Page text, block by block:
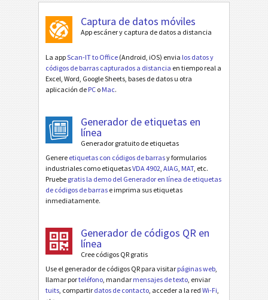
Captura de datos móviles
App escáner y captura de datos a distancia
La appScan-IT to Office (Android, iOS) envia los datos y
códigos de barras capturados a distancia en tiempo real a
Excel, Word, Google Sheets, bases de datos u otra
aplicación de PC o Mac.
Generador de etiquetas en
línea
Generador gratuito de etiquetas
Genere etiquetas con códigos de barrasy formularios
industriales como etiquetasVDA 4902 AIAG MAT, etc.
Pruebe gratis la demo del Generador en línea de etiquetas
de códigos de barras e imprima sus etiquetas
inmediatamente.
Generador de códigos QR en
línea
Cree códigos QR gratis
Use el generador de códigos QR para visitar páginas web
llamar porteléfono , mandar mensajes de texto , enviar
tuits , compartir datos de contacto , acceder a la red Wi-Fi